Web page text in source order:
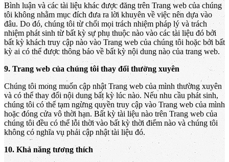
Bình luận và các tài liệu khác được đăng trên Trang web của chúng
tôi không nhằm mục đích đưa ra lời khuyên về việc nên dựa vào
đâu. Do đó, chúng tôi từ chối mọi trách nhiệm pháp lý và trách
nhiệm phát sinh từ bất kỳ sự phụ thuộc nào vào các tài liệu đó bởi
bất kỳ khách truy cập nào vào Trang web của chúng tôi hoặc bởi bất
kỳ ai có thể được thông báo về bất kỳ nội dung nào của trang web.
9. Trang web của chúng tôi thay đổi thường xuyên
Chúng tôi mong muốn cập nhật Trang web của mình thường xuyên
và có thể thay đổi nội dung bất kỳ lúc nào. Nếu nhu cầu phát sinh,
chúng tôi có thể tạm ngừng quyền truy cập vào Trang web của mình
hoặc đóng cửa vô thời hạn. Bất kỳ tài liệu nào trên Trang web của
chúng tôi đều có thể lỗi thời vào bất kỳ thời điểm nào và chúng tôi
không có nghĩa vụ phải cập nhật tài liệu đó.
10. Khả năng tương thích